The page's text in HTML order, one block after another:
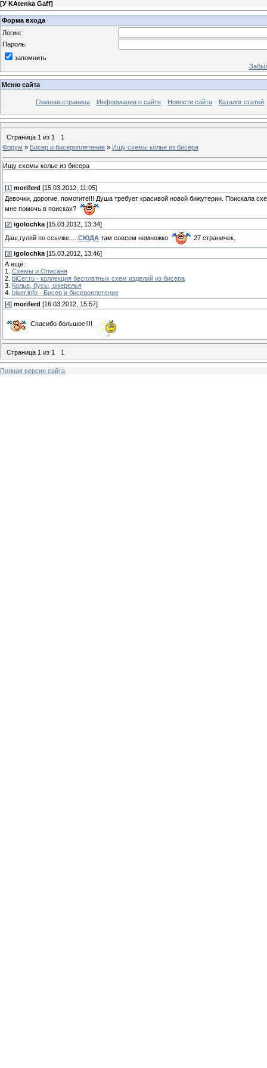
[У KAtenka Gaff]
Форма входа
Логин:
Пароль:
запомнить
Меню сайта
Главная страница Информация о сайте Новости сайта Каталог статей
Страница 1 из 1
1
Форум » Бисер и бисероплетение » Ищу схемы колье из бисера
Ищу схемы колье из бисера
[1 ] moriferd [15.03.2012, 11:05]
Девочки, дорогие, помогите!!! Душа требует красивой новой бижутерии. Поискала
мне помочь в поисках?
[2] igolochka [15.03.2012, 13:34]
Даш,гуляй по ссылке..... СЮДА там совсем немножко 27 страничек.
[3] igolochka [15.03.2012, 13:46]
А ещё:
1. Схемы и Описаня
2. biCer.ru - коллекция бесплатных схем изделий из бисера
3.
Колье, бусы, ожерелья
4. biser.info - Бисер и бисероплетение
[4] moriferd [16.03.2012, 15:57]
Спасибо большое!!!!
Страница 1 из 1 1
Полная версия сайта